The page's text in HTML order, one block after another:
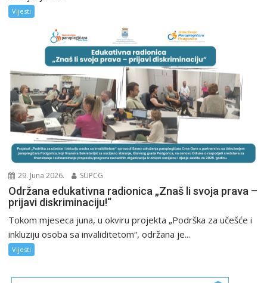
Vijesti
29. Juna 2026. SUPCG
Održana edukativna radionica „Znaš li svoja prava –
prijavi diskriminaciju!“
Tokom mjeseca juna, u okviru projekta „Podrška za učešće i
inkluziju osoba sa invaliditetom“, održana je...
Vijesti